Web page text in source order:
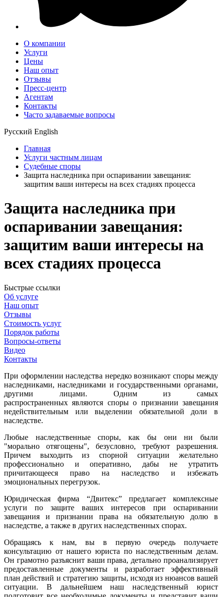
О компании
Услуги
Цены
Наш опыт
Отзывы
Пресс-центр
Агентам
Контакты
Часто задаваемые вопросы
Русский English
Главная
Услуги частным лицам
Судебные споры
Защита наследника при оспаривании завещания:
защитим ваши интересы на всех стадиях процесса
Защита наследника при
оспаривании завещания:
защитим ваши интересы на
всех стадиях процесса
Быстрые ссылки
Об услуге
Наш опыт
Отзывы
Стоимость услуг
Порядок работы
Вопросы-ответы
Видео
Контакты
При оформлении наследства нередко возникают споры между
наследниками, наследниками и государственными органами,
другими лицами. Одним из самых
распространенных являются споры о признании завещания
недействительным или выделении обязательной доли в
наследстве.
Любые наследственные споры, как бы они ни были
"морально отягощены", безусловно, требуют разрешения.
Причем выходить из спорной ситуации желательно
профессионально и оперативно, дабы не утратить
причитающееся право на наследство и избежать
эмоциональных перегрузок.
Юридическая фирма “Двитекс” предлагает комплексные
услуги по защите ваших интересов при оспаривании
завещания и признании права на обязательную долю в
наследстве, а также в других наследственных спорах.
Обращаясь к нам, вы в первую очередь получаете
консультацию от нашего юриста по наследственным делам.
Он грамотно разъяснит ваши права, детально проанализирует
предоставленные документы и разработает эффективный
план действий и стратегию защиты, исходя из нюансов вашей
ситуации. В дальнейшем наш наследственный юрист